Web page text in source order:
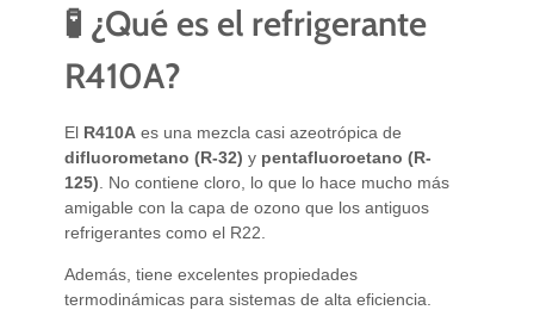
🧪 ¿Qué es el refrigerante
R410A?
El R410Aes una mezcla casi azeotrópica de
difluorometano (R-32) y pentafluoroetano (R-
125) . No contiene cloro, lo que lo hace mucho más
amigable con la capa de ozono que los antiguos
refrigerantes como el R22.
Además, tiene excelentes propiedades
termodinámicas para sistemas de alta eficiencia.